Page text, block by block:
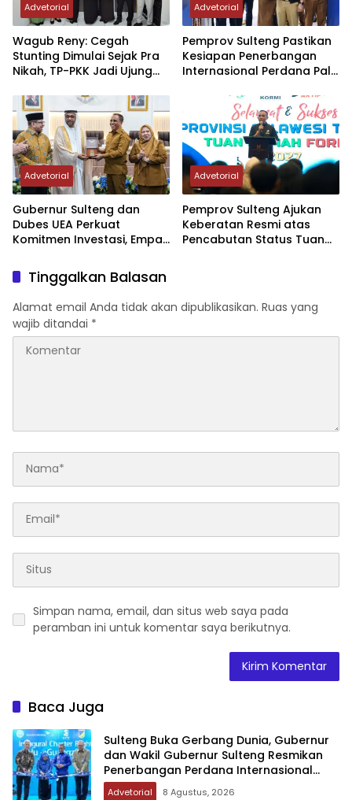
Advetorial
Wagub Reny: Cegah
Stunting Dimulai Sejak Pra
Nikah, TP-PKK Jadi Ujung
Advetorial
Pemprov Sulteng Pastikan
Kesiapan Penerbangan
Internasional Perdana Palu
Advetorial
Gubernur Sulteng dan
Dubes UEA Perkuat
Komitmen Investasi, Empat
Advetorial
Pemprov Sulteng Ajukan
Keberatan Resmi atas
Pencabutan Status Tuan
Tinggalkan Balasan
Alamat email Anda tidak akan dipublikasikan. Ruas yang
wajib ditandai *
Simpan nama, email, dan situs web saya pada
peramban ini untuk komentar saya berikutnya.
Baca Juga
Sulteng Buka Gerbang Dunia, Gubernur
dan Wakil Gubernur Sulteng Resmikan
Penerbangan Perdana Internasional
Palu-Guangzhou
Advetorial 8 Agustus, 2026